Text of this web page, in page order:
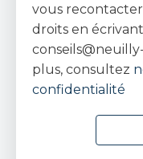
vous
droits en
plus, consultez
confidentialité